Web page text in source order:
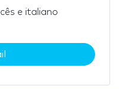
e italiano